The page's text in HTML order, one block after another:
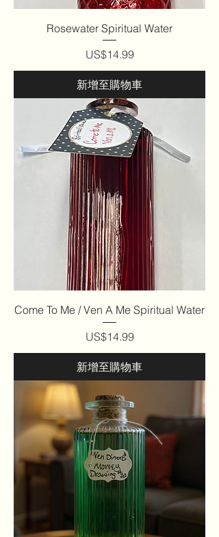
Rosewater Spiritual Water
價格
US$14.99
新增至購物車
Come To Me / Ven A Me Spiritual Water
價格
US$14.99
新增至購物車